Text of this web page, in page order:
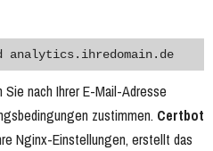
Sie nach Ihrer E-Mail-Adresse
zustimmen. Certbot
Nginx-Einstellungen, erstellt das